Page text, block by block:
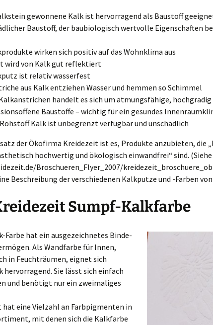
gewonnene Kalk ist hervorragend als Baustoff
Baustoff, der baubiologisch wertvolle Eigenschaften
wirken sich positiv auf das Wohnklima aus
wird von Kalk gut reflektiert
ist relativ wasserfest
aus Kalk entziehen Wasser und hemmen so Schimmel
handelt es sich um atmungsfähige, hochgradig
Baustoffe – wichtig für ein gesundes
Kalk ist unbegrenzt verfügbar und unschädlich
der Ökofirma Kreidezeit ist es, Produkte anzubieten, die
hochwertig und ökologisch einwandfrei“ sind.
Broschueren_Flyer_2007/
Beschreibung der verschiedenen Kalkputze und -Farben
Sumpf-Kalkfarbe
Farbe hat ein ausgezeichnetes Binde-
Als Wandfarbe für Innen,
in Feuchträumen, eignet sich
hervorragend. Sie lässt sich einfach
und benötigt nur ein zweimaliges
hat eine Vielzahl an Farbpigmenten in
mit denen sich die Kalkfarbe